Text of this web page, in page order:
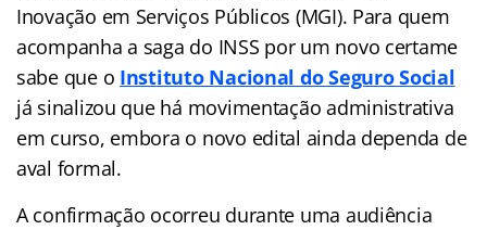
Inovação em Serviços Públicos (MGI). Para quem
acompanha a saga do INSS por um novo certame
sabe que o Instituto Nacional do Seguro Social
já sinalizou que há movimentação administrativa
em curso, embora o novo edital ainda dependa de
aval formal.
A confirmação ocorreu durante uma audiência